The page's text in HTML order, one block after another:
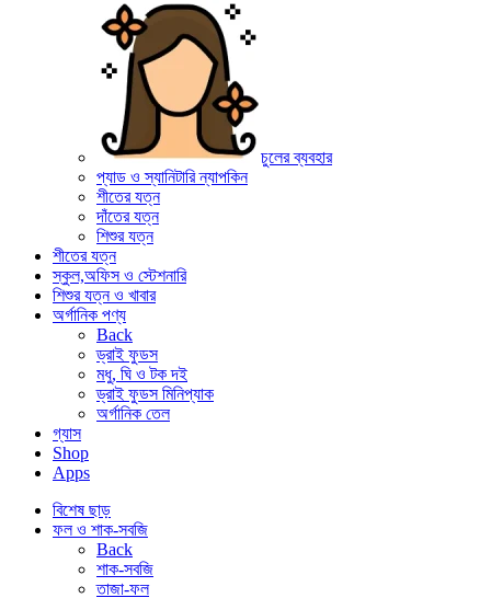
চুলের ব্যবহার
প্যাড ও স্যানিটারি ন্যাপকিন
শীতের যত্ন
দাঁতের যত্ন
শিশুর যত্ন
শীতের যত্ন
স্কুল,অফিস ও স্টেশনারি
শিশুর যত্ন ও খাবার
অর্গানিক পণ্য
Back
ড্রাই ফুডস
মধু, ঘি ও টক দই
ড্রাই ফুডস মিনিপ্যাক
অর্গানিক তেল
গ্যাস
Shop
Apps
বিশেষ ছাড়
ফল ও শাক-সবজি
Back
শাক-সবজি
তাজা-ফল